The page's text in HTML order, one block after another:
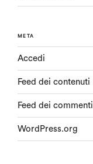
META
Accedi
Feed dei contenuti
Feed dei commenti
WordPress.org